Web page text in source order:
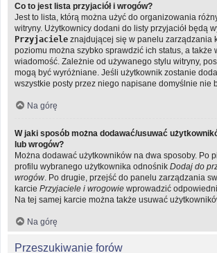
Co to jest lista przyjaciół i wrogów?
Jest to lista, którą można użyć do organizowania
witryny. Użytkownicy dodani do listy przyjaciół będą
Przyjaciele znajdującej się w panelu zarządzania
poziomu można szybko sprawdzić ich status, a także
wiadomość. Zależnie od używanego stylu witryny,
mogą być wyróżniane. Jeśli użytkownik zostanie
wszystkie posty przez niego napisane domyślnie nie
Na górę
W jaki sposób można dodawać/usuwać
lub wrogów?
Można dodawać użytkowników na dwa sposoby. Po
profilu wybranego użytkownika odnośnik Dodaj do
wrogów . Po drugie, przejść do panelu zarządzania
karcie Przyjaciele i wrogowie wprowadzić
Na tej samej karcie można także usuwać
Na górę
Przeszukiwanie forów